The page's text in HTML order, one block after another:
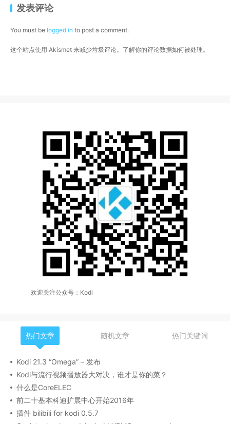
发表评论
You must be logged in to post a comment.
这个站点使用 Akismet 来减少垃圾评论。 了解你的评论数据如何被处理。
欢迎关注公众号：Kodi
热门文章 随机文章 热门关键词
Kodi 21.3 “Omega” – 发布
Kodi与流行视频播放器大对决，谁才是你的菜？
什么是CoreELEC
前二十基本科迪扩展中心开始2016年
插件 bilibili for kodi 0.5.7